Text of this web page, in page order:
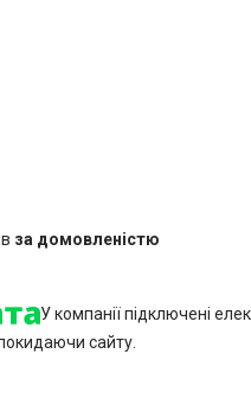
за домовленістю
У компанії підключені
сайту.